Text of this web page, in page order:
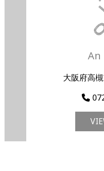
An
大阪府高